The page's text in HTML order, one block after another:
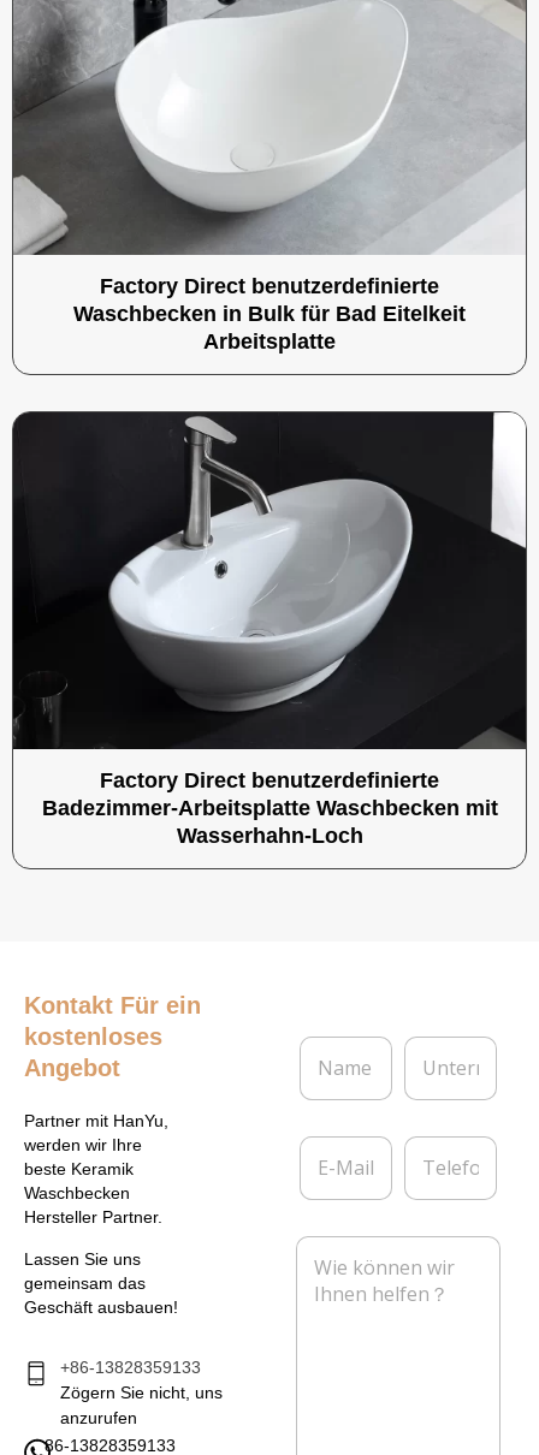
Factory Direct benutzerdefinierte
Waschbecken in Bulk für Bad Eitelkeit
Arbeitsplatte
Factory Direct benutzerdefinierte
Badezimmer-Arbeitsplatte Waschbecken mit
Wasserhahn-Loch
Kontakt Für ein
kostenloses
Angebot
Partner mit HanYu,
werden wir Ihre
beste Keramik
Waschbecken
Hersteller Partner.
Lassen Sie uns
gemeinsam das
Geschäft ausbauen!
+86-13828359133
Zögern Sie nicht, uns
anzurufen
86-13828359133
N
m
*
U
t
r
h
n
E
M
i
T
l
f
o
n
N